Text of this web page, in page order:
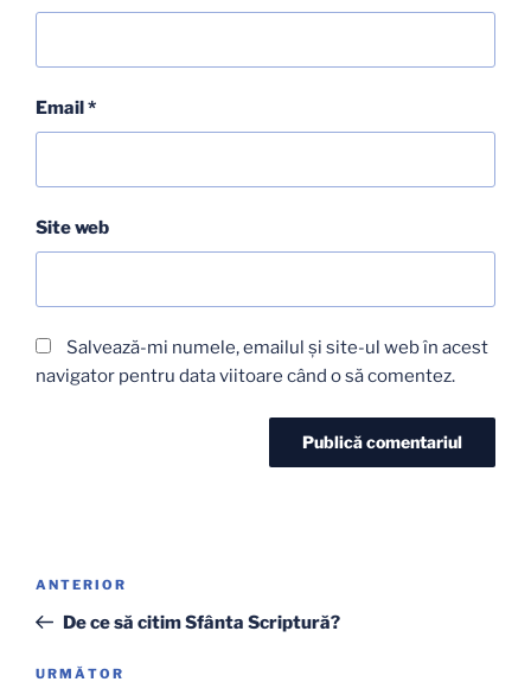
Email*
Site web
Salvează-mi numele, emailul și site-ul web în acest
navigator pentru data viitoare când o să comentez.
articole
Articolul
anterior
ANTERIOR
De ce să citim Sfânta Scriptură?
Articolul
URMĂTOR